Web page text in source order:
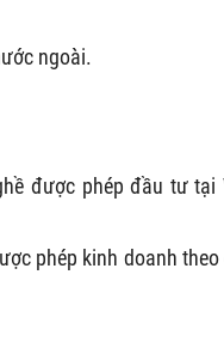
ngoài.
được phép đầu tư tại
phép kinh doanh theo